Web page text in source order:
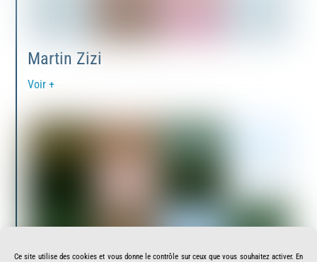
Ce site utilise des cookies et vous donne le contrôle sur ceux que vous souhaitez activer. En
Martin Zizi
Voir +